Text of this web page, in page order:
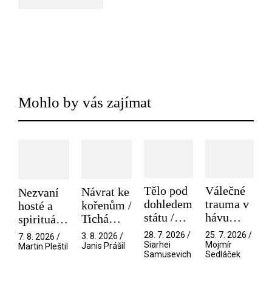
Mohlo by vás zajímat
Nezvaní
hosté a
spirituální
narušitelé
z vesmíru
7. 8. 2026 /
Martin Pleštil
Návrat ke
kořenům /
Tichá
přítelkyně
3. 8. 2026 /
Janis Prášil
Tělo pod
dohledem
státu /
Pramen
28. 7. 2026 /
Siarhei
Samusevich
Válečné
trauma v
hávu
spektáklu
/ Odyssea
25. 7. 2026 /
Mojmír
Sedláček